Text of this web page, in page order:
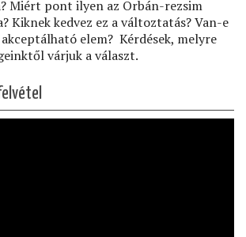
Miért pont ilyen az Orbán-rezsim
Kiknek kedvez ez a változtatás? Van-e
elem? Kérdések, melyre
várjuk a választ.